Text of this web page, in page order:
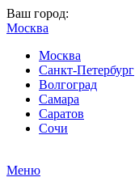
Ваш город:
Москва
Москва
Санкт-Петербург
Волгоград
Самара
Саратов
Сочи
Меню